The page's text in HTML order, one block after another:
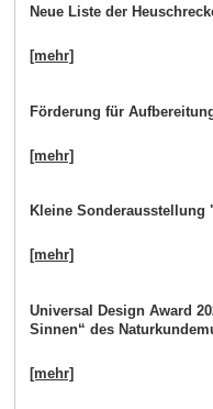
Neue Liste der
[mehr]
Förderung für
[mehr]
Kleine
[mehr]
Universal Design Award
Sinnen“ des
[mehr]